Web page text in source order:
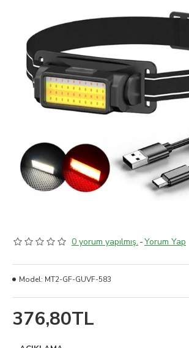
0 yorum yapılmış. -Yorum Yap
376,80TL
Model: MT2-GF-GUVF-583